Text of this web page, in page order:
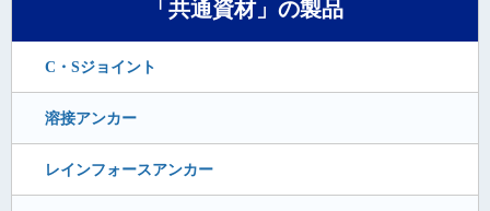
「共通資材」の製品
C・Sジョイント
溶接アンカー
レインフォースアンカー